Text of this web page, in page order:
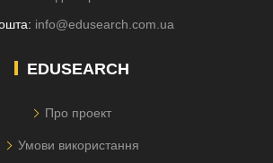
info@edusearch.com.ua
EDUSEARCH
Про проект
Умови використання